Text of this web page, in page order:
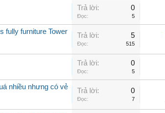
Trả lời: 0
Đọc: 5
fully furniture Tower
Trả lời: 5
Đọc: 515
Trả lời: 0
Đọc: 5
nhiều nhưng có vẻ
Trả lời: 0
Đọc: 7